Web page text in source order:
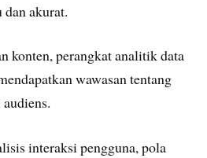
akurat.
konten, perangkat analitik data
wawasan tentang
interaksi pengguna, pola